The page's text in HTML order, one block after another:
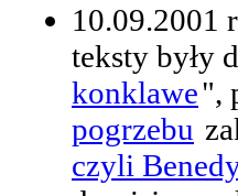
10.09.2001
teksty były
konklawe",
pogrzebu
czyli